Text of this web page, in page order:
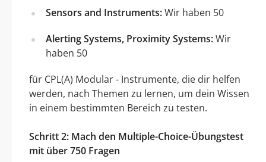
Sensors and Instruments:Wir haben 50
Alerting Systems, Proximity Systems:Wir
haben 50
für CPL(A) Modular - Instrumente, die dir helfen
werden, nach Themen zu lernen, um dein Wissen
in einem bestimmten Bereich zu testen.
Schritt 2: Mach den Multiple-Choice-Übungstest
mit über 750 Fragen